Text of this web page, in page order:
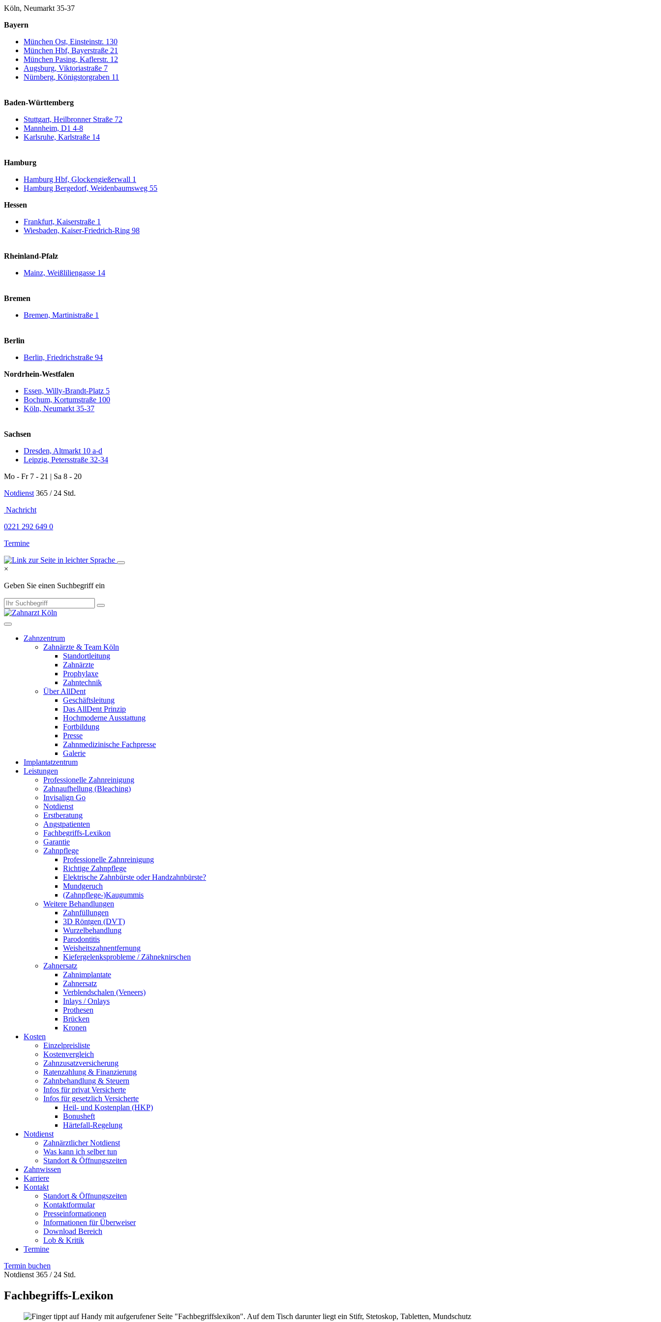
Köln, Neumarkt 35-37
Bayern
München Ost, Einsteinstr. 130
München Hbf, Bayerstraße 21
München Pasing, Kaflerstr. 12
Augsburg, Viktoriastraße 7
Nürnberg, Königstorgraben 11
Baden-Württemberg
Stuttgart, Heilbronner Straße 72
Mannheim, D1 4-8
Karlsruhe, Karlstraße 14
Hamburg
Hamburg Hbf, Glockengießerwall 1
Hamburg Bergedorf, Weidenbaumsweg 55
Hessen
Frankfurt, Kaiserstraße 1
Wiesbaden, Kaiser-Friedrich-Ring 98
Rheinland-Pfalz
Mainz, Weißliliengasse 14
Bremen
Bremen, Martinistraße 1
Berlin
Berlin, Friedrichstraße 94
Nordrhein-Westfalen
Essen, Willy-Brandt-Platz 5
Bochum, Kortumstraße 100
Köln, Neumarkt 35-37
Sachsen
Dresden, Altmarkt 10 a-d
Leipzig, Petersstraße 32-34
Mo - Fr 7 - 21 | Sa 8 - 20
Notdienst 365 / 24 Std.
Nachricht
0221 292 649 0
Termine
×
Geben Sie einen Suchbegriff ein
Zahnzentrum
Zahnärzte & Team Köln
Standortleitung
Zahnärzte
Prophylaxe
Zahntechnik
Über AllDent
Geschäftsleitung
Das AllDent Prinzip
Hochmoderne Ausstattung
Fortbildung
Presse
Zahnmedizinische Fachpresse
Galerie
Implantatzentrum
Leistungen
Professionelle Zahnreinigung
Zahnaufhellung (Bleaching)
Invisalign Go
Notdienst
Erstberatung
Angstpatienten
Fachbegriffs-Lexikon
Garantie
Zahnpflege
Professionelle Zahnreinigung
Richtige Zahnpflege
Elektrische Zahnbürste oder Handzahnbürste?
Mundgeruch
(Zahnpflege-)Kaugummis
Weitere Behandlungen
Zahnfüllungen
3D Röntgen (DVT)
Wurzelbehandlung
Parodontitis
Weisheitszahnentfernung
Kiefergelenksprobleme / Zähneknirschen
Zahnersatz
Zahnimplantate
Zahnersatz
Verblendschalen (Veneers)
Inlays / Onlays
Prothesen
Brücken
Kronen
Kosten
Einzelpreisliste
Kostenvergleich
Zahnzusatzversicherung
Ratenzahlung & Finanzierung
Zahnbehandlung & Steuern
Infos für privat Versicherte
Infos für gesetzlich Versicherte
Heil- und Kostenplan (HKP)
Bonusheft
Härtefall-Regelung
Notdienst
Zahnärztlicher Notdienst
Was kann ich selber tun
Standort & Öffnungszeiten
Zahnwissen
Karriere
Kontakt
Standort & Öffnungszeiten
Kontaktformular
Presseinformationen
Informationen für Überweiser
Download Bereich
Lob & Kritik
Termine
Termin buchen
Notdienst 365 / 24 Std.
Fachbegriffs-Lexikon